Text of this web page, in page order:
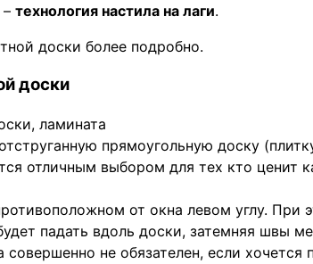
технология настила на лаги.
доски более подробно.
доски
прямоугольную доску
отличным выбором для тех кто ценит
от окна левом углу. При
падать вдоль доски, затемняя швы
не обязателен, если хочется